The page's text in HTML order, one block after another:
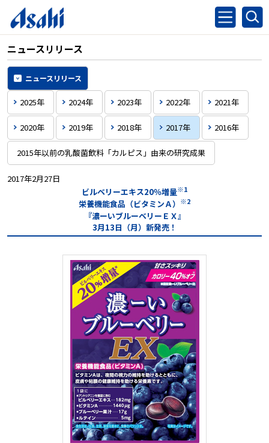
ニュースリリース
ニュースリリース
2025年 2024年 2023年 2022年 2021年
2020年 2019年 2018年 2017年 2016年
2015年以前の乳酸菌飲料「カルピス」由来の研究成果
2017年2月27日
ビルベリーエキス20％増量※1
栄養機能食品（ビタミンＡ） ※2
『濃ーいブルーベリーＥＸ』
3月13日（月）新発売！